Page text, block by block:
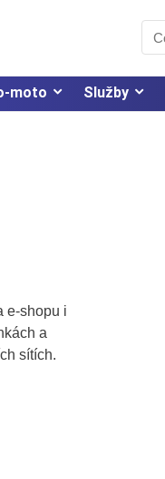
moto Služby
e-shopu i
a
sítích.